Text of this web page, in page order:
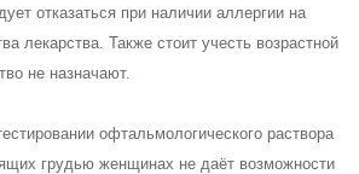
отказаться при наличии аллергии на
лекарства. Также стоит учесть возрастной
не назначают.
офтальмологического раствора
грудью женщинах не даёт возможности